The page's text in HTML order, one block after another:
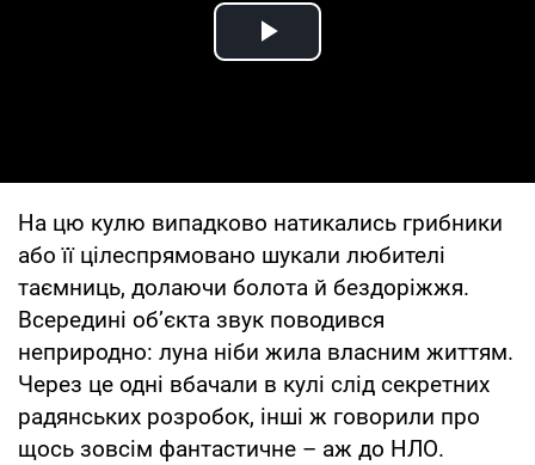
Play Video
На цю кулю випадково натикались грибники
або її цілеспрямовано шукали любителі
таємниць, долаючи болота й бездоріжжя.
Всередині об’єкта звук поводився
неприродно: луна ніби жила власним життям.
Через це одні вбачали в кулі слід секретних
радянських розробок, інші ж говорили про
щось зовсім фантастичне – аж до НЛО.